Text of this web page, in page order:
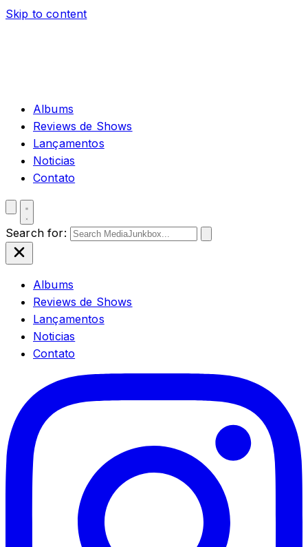
Skip to content
Albums
Reviews de Shows
Lançamentos
Noticias
Contato
Search for:
Albums
Reviews de Shows
Lançamentos
Noticias
Contato